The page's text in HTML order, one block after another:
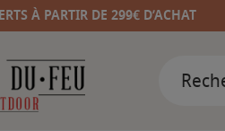
À PARTIR DE 299€ D’ACHAT